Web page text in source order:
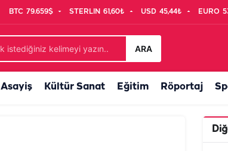
BTC 79.659$ STERLIN 61,60₺ USD 45,44₺ EURO
ARA
Asayiş Kültür Sanat Eğitim Röportaj